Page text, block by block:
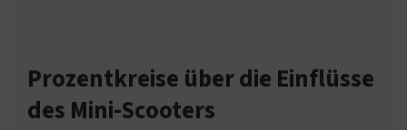
Prozentkreise über die Einflüsse
des Mini-Scooters